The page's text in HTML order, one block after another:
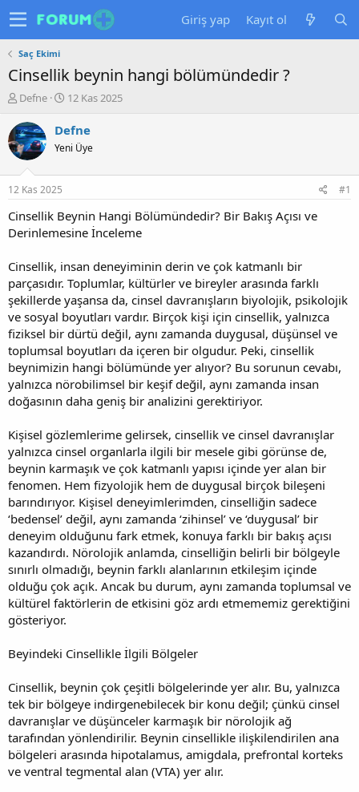
Giriş yap Kayıt ol
Saç Ekimi
Cinsellik beynin hangi bölümündedir ?
K
n
u
y
b
a
ş
a
a
n
Defne
B
ş
a
ç
a
i
h
i
12 Kas 2025
Defne
Yeni Üye
12 Kas 2025 #1
Cinsellik Beynin Hangi Bölümündedir? Bir Bakış Açısı ve
Derinlemesine İnceleme
Cinsellik, insan deneyiminin derin ve çok katmanlı bir
parçasıdır. Toplumlar, kültürler ve bireyler arasında farklı
şekillerde yaşansa da, cinsel davranışların biyolojik, psikolojik
ve sosyal boyutları vardır. Birçok kişi için cinsellik, yalnızca
fiziksel bir dürtü değil, aynı zamanda duygusal, düşünsel ve
toplumsal boyutları da içeren bir olgudur. Peki, cinsellik
beynimizin hangi bölümünde yer alıyor? Bu sorunun cevabı,
yalnızca nörobilimsel bir keşif değil, aynı zamanda insan
doğasının daha geniş bir analizini gerektiriyor.
Kişisel gözlemlerime gelirsek, cinsellik ve cinsel davranışlar
yalnızca cinsel organlarla ilgili bir mesele gibi görünse de,
beynin karmaşık ve çok katmanlı yapısı içinde yer alan bir
fenomen. Hem fizyolojik hem de duygusal birçok bileşeni
barındırıyor. Kişisel deneyimlerimden, cinselliğin sadece
‘bedensel’ değil, aynı zamanda ‘zihinsel’ ve ‘duygusal’ bir
deneyim olduğunu fark etmek, konuya farklı bir bakış açısı
kazandırdı. Nörolojik anlamda, cinselliğin belirli bir bölgeyle
sınırlı olmadığı, beynin farklı alanlarının etkileşim içinde
olduğu çok açık. Ancak bu durum, aynı zamanda toplumsal ve
kültürel faktörlerin de etkisini göz ardı etmememiz gerektiğini
gösteriyor.
Beyindeki Cinsellikle İlgili Bölgeler
Cinsellik, beynin çok çeşitli bölgelerinde yer alır. Bu, yalnızca
tek bir bölgeye indirgenebilecek bir konu değil; çünkü cinsel
davranışlar ve düşünceler karmaşık bir nörolojik ağ
tarafından yönlendirilir. Beynin cinsellikle ilişkilendirilen ana
bölgeleri arasında hipotalamus, amigdala, prefrontal korteks
ve ventral tegmental alan (VTA) yer alır.